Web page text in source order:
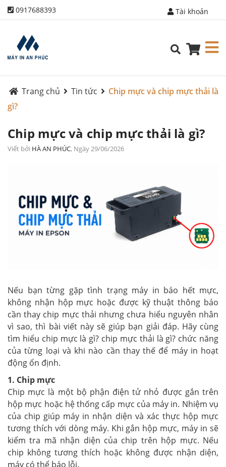
0917688393 Tài khoản
Trang chủ Tin tức
Chip mực và chip mực thải là
gì?
Chip mực và chip mực thải là gì?
Viết bởi HÀ AN PHÚC, Ngày 29/06/2026
Nếu bạn từng gặp tình trạng máy in báo hết mực,
không nhận hộp mực hoặc được kỹ thuật thông báo
cần thay chip mực thải nhưng chưa hiểu nguyên nhân
vì sao, thì bài viết này sẽ giúp bạn giải đáp. Hãy cùng
tìm hiểu chip mực là gì? chip mực thải là gì? chức năng
của từng loại và khi nào cần thay thế để máy in hoạt
động ổn định.
1. Chip mực
Chip mực là một bộ phận điện tử nhỏ được gắn trên
hộp mực hoặc hệ thống cấp mực của máy in. Nhiệm vụ
của chip giúp máy in nhận diện và xác thực hộp mực
tương thích với dòng máy. Khi gắn hộp mực, máy in sẽ
kiểm tra mã nhận diện của chip trên hộp mực. Nếu
chip không tương thích hoặc không được nhận diện,
máy có thể báo lỗi.